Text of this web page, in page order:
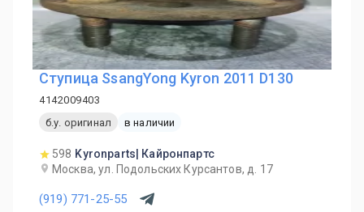
Ступица SsangYong Kyron 2011 D130
4142009403
б.у. оригинал
в наличии
598 Kyronparts| Кайронпартс
Москва, ул. Подольских Курсантов, д. 17
(919) 771-25-55